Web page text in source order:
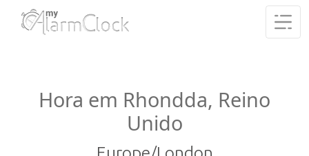
Hora em Rhondda, Reino
Unido